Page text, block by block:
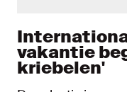
vakantie
kriebelen'